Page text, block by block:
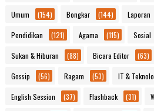
Umum (154) Bongkar (144) Laporan
Pendidikan (121) Agama (115) Sosial
Sukan & Hiburan (88) Bicara Editor (63)
Gossip (56) Ragam (53) IT &
English Session (37) Flashback (31)